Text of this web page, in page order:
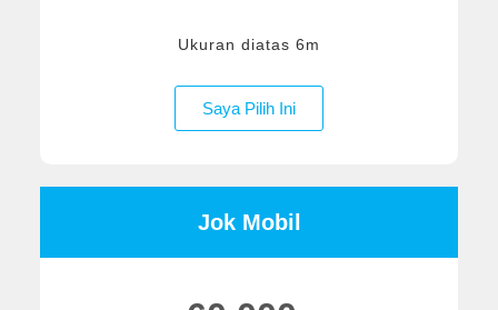
Ukuran diatas 6m
Saya Pilih Ini
Jok Mobil